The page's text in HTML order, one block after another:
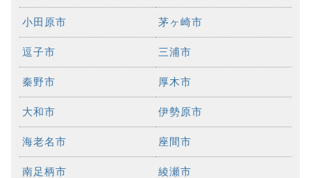
小田原市 茅ヶ崎市
逗子市 三浦市
秦野市 厚木市
大和市 伊勢原市
海老名市 座間市
南足柄市 綾瀬市